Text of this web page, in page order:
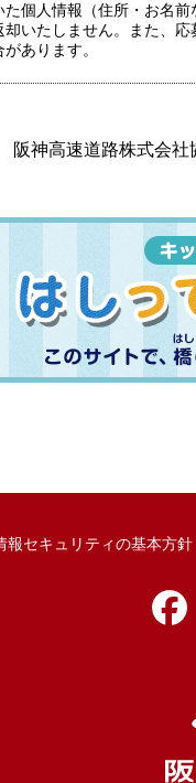
個人情報（住所・お名
いたしません。また、
あります。
神高速道路株式会社
報セキュリティの基本方針